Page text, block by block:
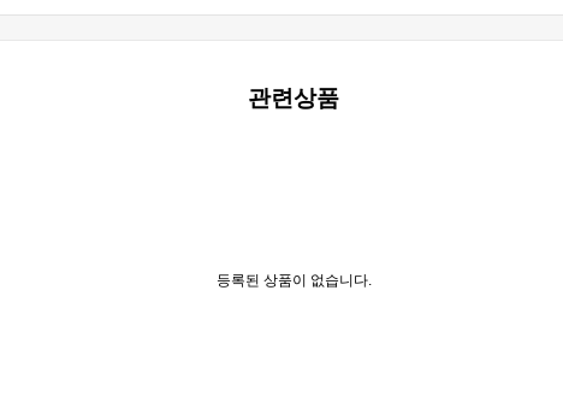
관련상품
등록된 상품이 없습니다.